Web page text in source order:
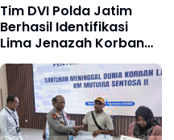
Tim DVI Polda Jatim
Berhasil Identifikasi
Lima Jenazah Korban
KM Mutiara Sentosa II